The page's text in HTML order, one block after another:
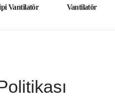
Vantilatör Vantilatör